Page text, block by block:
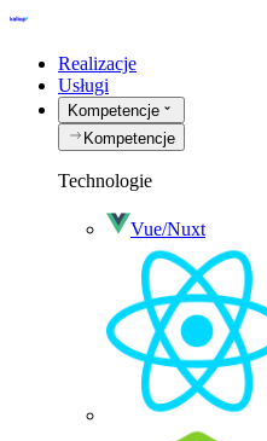
Realizacje
Usługi
Kompetencje
Kompetencje
Technologie
Vue/Nuxt